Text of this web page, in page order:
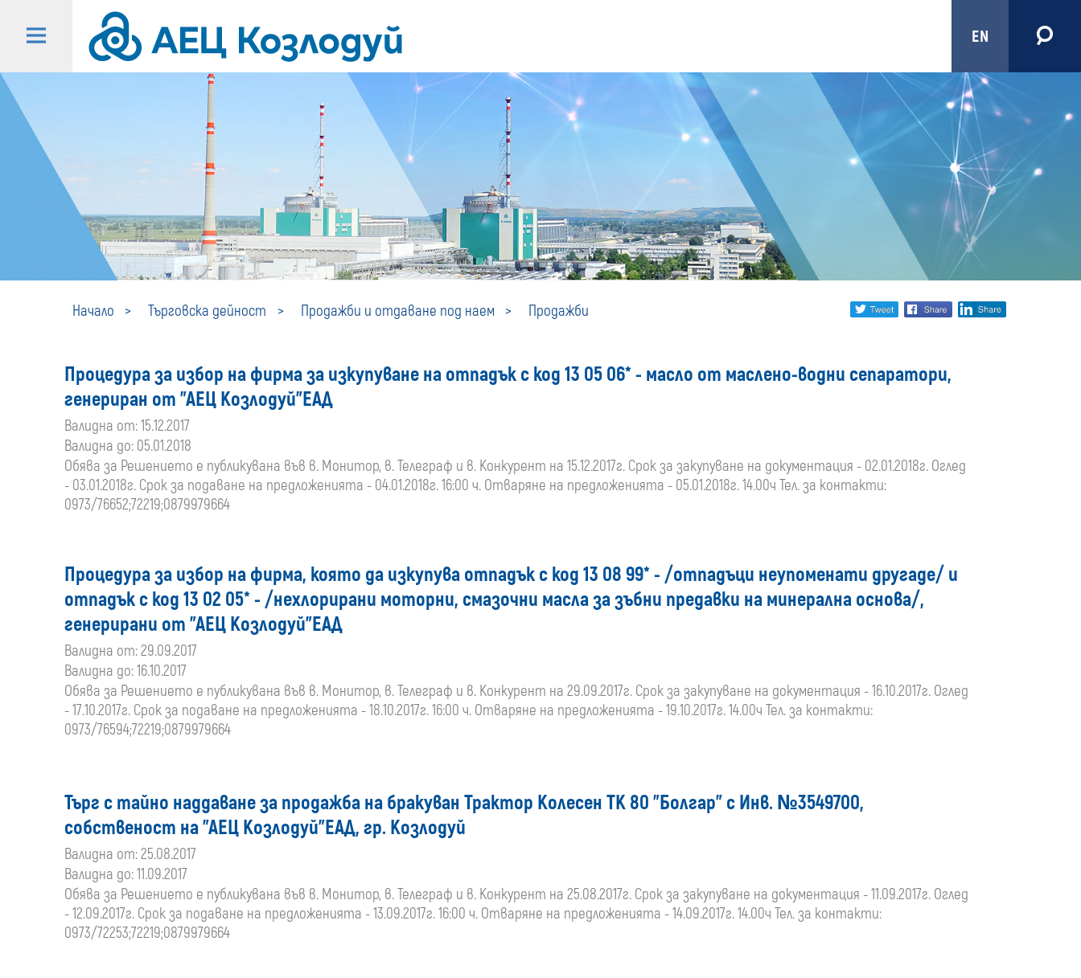
EN
Начало Търговска дейност Продажби и отдаване под наем Продажби
Продажби
Share
media
twitter facebook
Процедура за избор на фирма за изкупуване на отпадък с код 13 05 06* - масло от маслено-водни сепаратори,
генериран от "АЕЦ Козлодуй"ЕАД
Валидна от: 15.12.2017
Валидна до: 05.01.2018
Обява за Решението е публикувана във в. Монитор, в. Телеграф и в. Конкурент на 15.12.2017г. Срок за закупуване на документация - 02.01.2018г. Оглед
- 03.01.2018г. Срок за подаване на предложенията - 04.01.2018г. 16:00 ч. Отваряне на предложенията - 05.01.2018г. 14.00ч Тел. за контакти:
0973/76652;72219;0879979664
Процедура за избор на фирма, която да изкупува отпадък с код 13 08 99* - /отпадъци неупоменати другаде/ и
отпадък с код 13 02 05* - /нехлорирани моторни, смазочни масла за зъбни предавки на минерална основа/,
генерирани от "АЕЦ Козлодуй"ЕАД
Валидна от: 29.09.2017
Валидна до: 16.10.2017
Обява за Решението е публикувана във в. Монитор, в. Телеграф и в. Конкурент на 29.09.2017г. Срок за закупуване на документация - 16.10.2017г. Оглед
- 17.10.2017г. Срок за подаване на предложенията - 18.10.2017г. 16:00 ч. Отваряне на предложенията - 19.10.2017г. 14.00ч Тел. за контакти:
0973/76594;72219;0879979664
Търг с тайно наддаване за продажба на бракуван Трактор Колесен ТК 80 "Болгар" с Инв. №3549700,
собственост на "АЕЦ Козлодуй"ЕАД, гр. Козлодуй
Валидна от: 25.08.2017
Валидна до: 11.09.2017
Обява за Решението е публикувана във в. Монитор, в. Телеграф и в. Конкурент на 25.08.2017г. Срок за закупуване на документация - 11.09.2017г. Оглед
- 12.09.2017г. Срок за подаване на предложенията - 13.09.2017г. 16:00 ч. Отваряне на предложенията - 14.09.2017г. 14.00ч Тел. за контакти:
0973/72253;72219;0879979664